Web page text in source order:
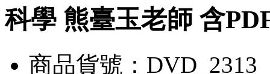
科學 熊臺玉老師 含
商品貨號：DVD_2313